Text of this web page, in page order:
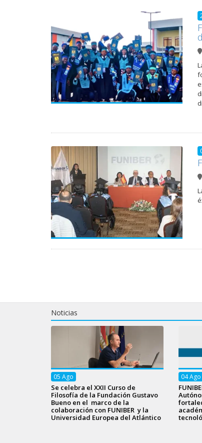
Noticias
05 Ago
Se celebra el XXII Curso de
Filosofía de la Fundación Gustavo
Bueno en el marco de la
colaboración con FUNIBER y la
Universidad Europea del Atlántico
04Ago